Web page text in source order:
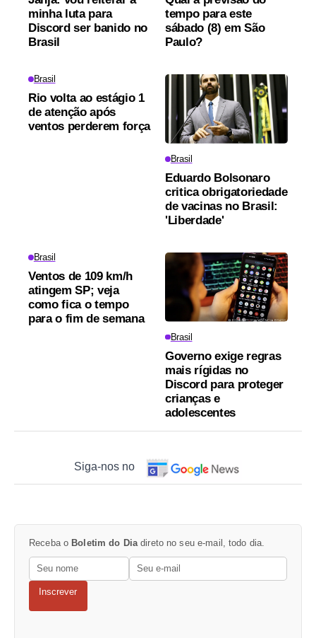
minha luta para
Discord ser banido no
Brasil
tempo para este
sábado (8) em São
Paulo?
Brasil
Rio volta ao estágio 1
de atenção após
ventos perderem força
Brasil
Eduardo Bolsonaro
critica obrigatoriedade
de vacinas no Brasil:
'Liberdade'
Brasil
Ventos de 109 km/h
atingem SP; veja
como fica o tempo
para o fim de semana
Brasil
Governo exige regras
mais rígidas no
Discord para proteger
crianças e
adolescentes
Siga-nos no
Receba o Boletim do Diadireto no seu e-mail, todo dia.
Inscrever